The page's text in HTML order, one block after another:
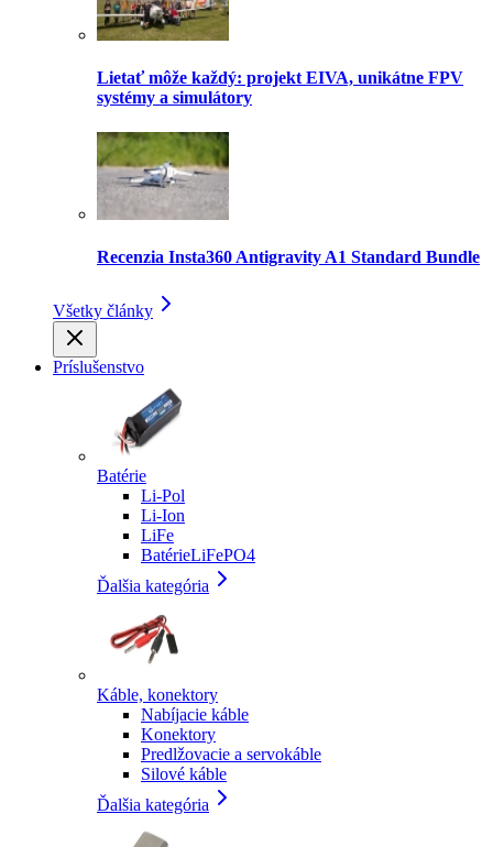
Lietať môže každý: projekt EIVA, unikátne FPV
systémy a simulátory
Recenzia Insta360 Antigravity A1 Standard Bundle
Všetky články
Príslušenstvo
Batérie
Li-Pol
Li-Ion
LiFe
BatérieLiFePO4
Ďalšia kategória
Káble, konektory
Nabíjacie káble
Konektory
Predlžovacie a servokáble
Silové káble
Ďalšia kategória